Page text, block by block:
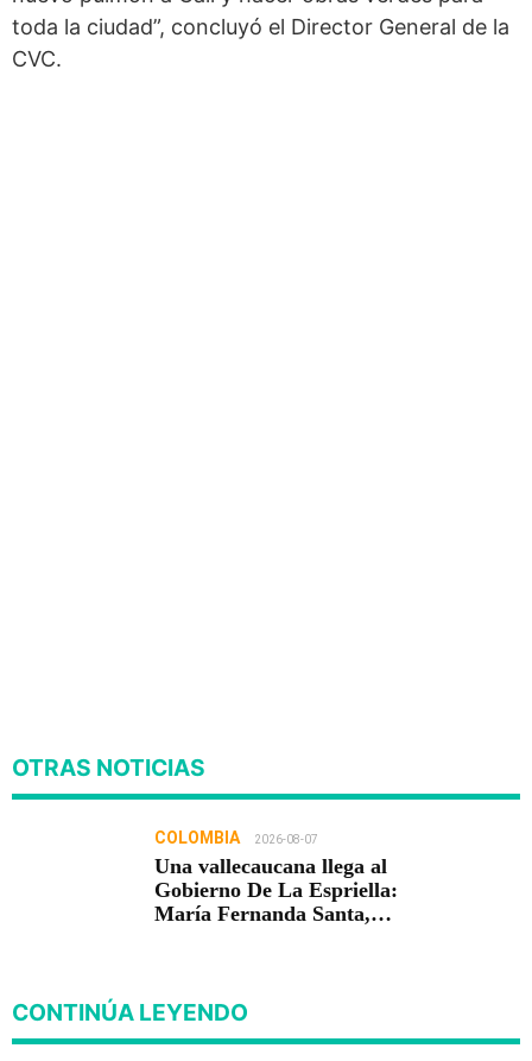
toda la ciudad”, concluyó el Director General de la
CVC.
OTRAS NOTICIAS
COLOMBIA 2026-08-07
Una vallecaucana llega al
Gobierno De La Espriella:
María Fernanda Santa,
CONTINÚA LEYENDO